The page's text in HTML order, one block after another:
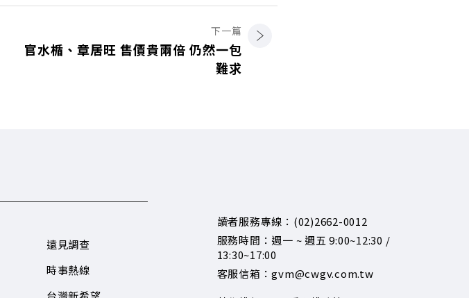
下一篇
官水楯、章居旺 售價貴兩倍 仍然一包
難求
遠見調查
時事熱線
讀者服務專線：(02)2662-0012
服務時間：週一 ~ 週五 9:00~12:30 /
13:30~17:00
客服信箱：gvm@cwgv.com.tw